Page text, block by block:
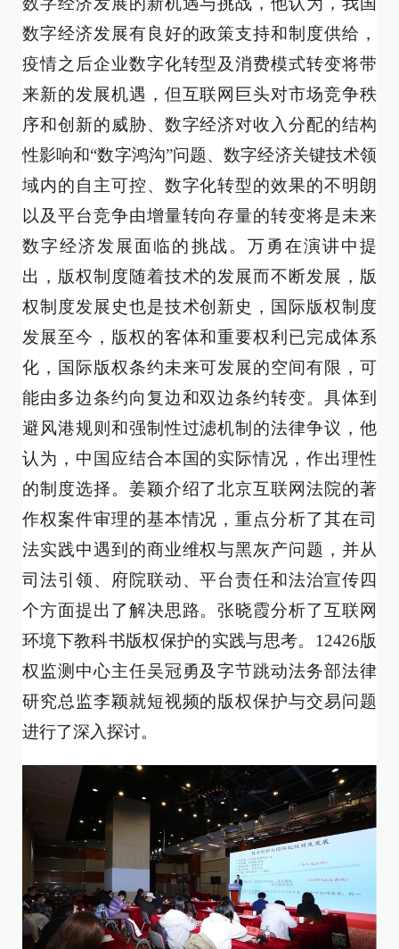
数字经济发展有良好的政策支持和制度供给，
疫情之后企业数字化转型及消费模式转变将带
来新的发展机遇，但互联网巨头对市场竞争秩
序和创新的威胁、数字经济对收入分配的结构
性影响和“数字鸿沟”问题、数字经济关键技术领
域内的自主可控、数字化转型的效果的不明朗
以及平台竞争由增量转向存量的转变将是未来
数字经济发展面临的挑战。万勇在演讲中提
出，版权制度随着技术的发展而不断发展，版
权制度发展史也是技术创新史，国际版权制度
发展至今，版权的客体和重要权利已完成体系
化，国际版权条约未来可发展的空间有限，可
能由多边条约向复边和双边条约转变。具体到
避风港规则和强制性过滤机制的法律争议，他
认为，中国应结合本国的实际情况，作出理性
的制度选择。姜颖介绍了北京互联网法院的著
作权案件审理的基本情况，重点分析了其在司
法实践中遇到的商业维权与黑灰产问题，并从
司法引领、府院联动、平台责任和法治宣传四
个方面提出了解决思路。张晓霞分析了互联网
环境下教科书版权保护的实践与思考。12426版
权监测中心主任吴冠勇及字节跳动法务部法律
研究总监李颖就短视频的版权保护与交易问题
进行了深入探讨。